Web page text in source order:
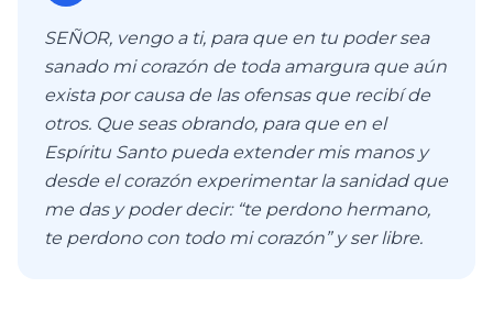
SEÑOR, vengo a ti, para que en tu poder sea
sanado mi corazón de toda amargura que aún
exista por causa de las ofensas que recibí de
otros. Que seas obrando, para que en el
Espíritu Santo pueda extender mis manos y
desde el corazón experimentar la sanidad que
me das y poder decir: “te perdono hermano,
te perdono con todo mi corazón” y ser libre.